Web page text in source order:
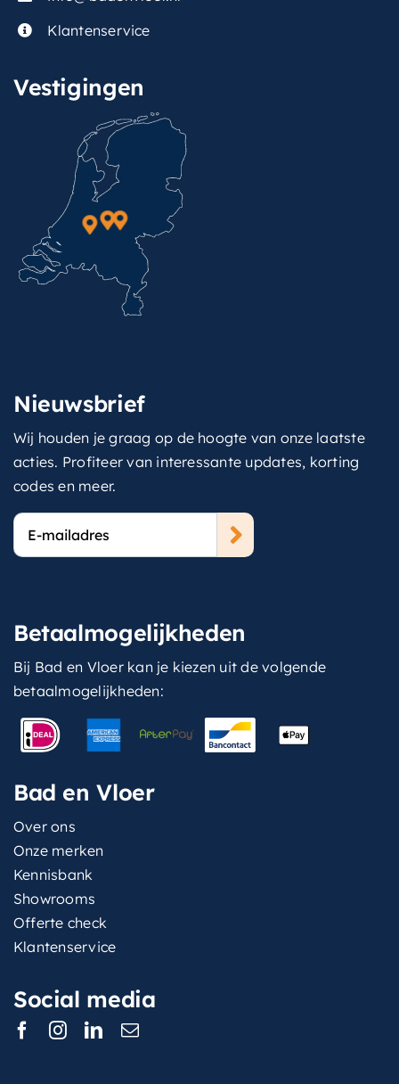
Klantenservice
Vestigingen
Nieuwsbrief
Wij houden je graag op de hoogte van onze laatste
acties. Profiteer van interessante updates, korting
codes en meer.
E-
mailadres
Betaalmogelijkheden
Bij Bad en Vloer kan je kiezen uit de volgende
betaalmogelijkheden:
Bad en Vloer
Over ons
Onze merken
Kennisbank
Showrooms
Offerte check
Klantenservice
Social media